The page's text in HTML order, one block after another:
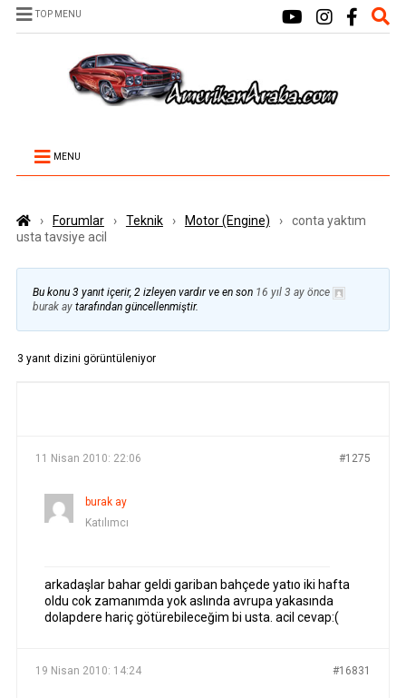
TOP MENU
MENU
› Forumlar › Teknik › Motor (Engine) ›
conta yaktım
usta tavsiye acil
Bu konu 3 yanıt içerir, 2 izleyen vardır ve en son 16 yıl 3 ay önce
burak aytarafından güncellenmiştir.
3 yanıt dizini görüntüleniyor
11 Nisan 2010: 22:06 #1275
burak ay
Katılımcı
arkadaşlar bahar geldi gariban bahçede yatıo iki hafta
oldu cok zamanımda yok aslında avrupa yakasında
dolapdere hariç götürebileceğim bi usta. acil cevap:(
19 Nisan 2010: 14:24 #16831